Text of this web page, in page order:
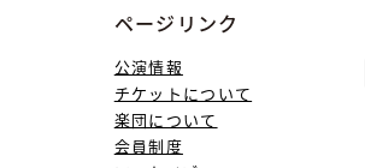
ページリンク
公演情報
チケットについて
楽団について
会員制度